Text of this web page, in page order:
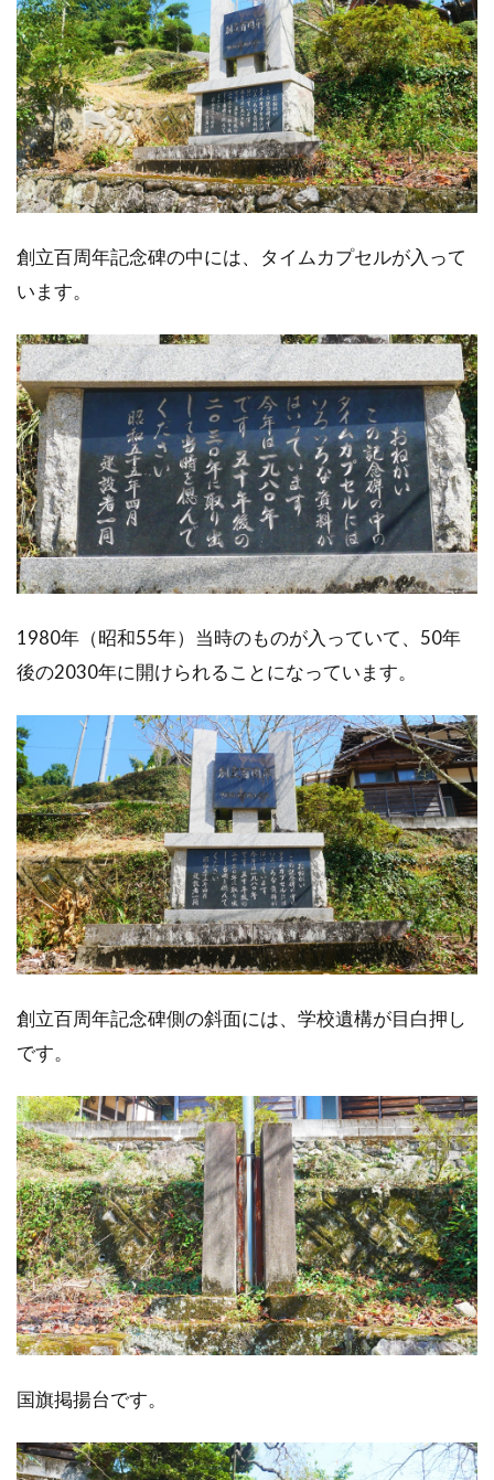
創立百周年記念碑の中には、タイムカプセルが入って
います。
1980年（昭和55年）当時のものが入っていて、50年
後の2030年に開けられることになっています。
創立百周年記念碑側の斜面には、学校遺構が目白押し
です。
国旗掲揚台です。